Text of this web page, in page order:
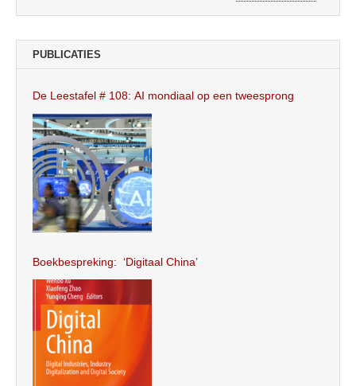
PUBLICATIES
De Leestafel # 108: AI mondiaal op een tweesprong
Boekbespreking: ‘Digitaal China’